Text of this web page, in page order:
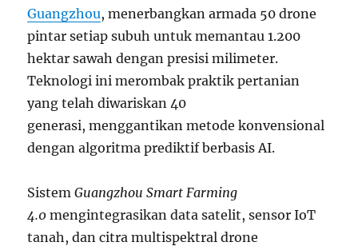
Guangzhou, menerbangkan armada 50 drone
pintar setiap subuh untuk memantau 1.200
hektar sawah dengan presisi milimeter.
Teknologi ini merombak praktik pertanian
yang telah diwariskan 40
generasi, menggantikan metode konvensional
dengan algoritma prediktif berbasis AI.
SistemGuangzhou Smart Farming
4.0 mengintegrasikan data satelit, sensor IoT
tanah, dan citra multispektral drone